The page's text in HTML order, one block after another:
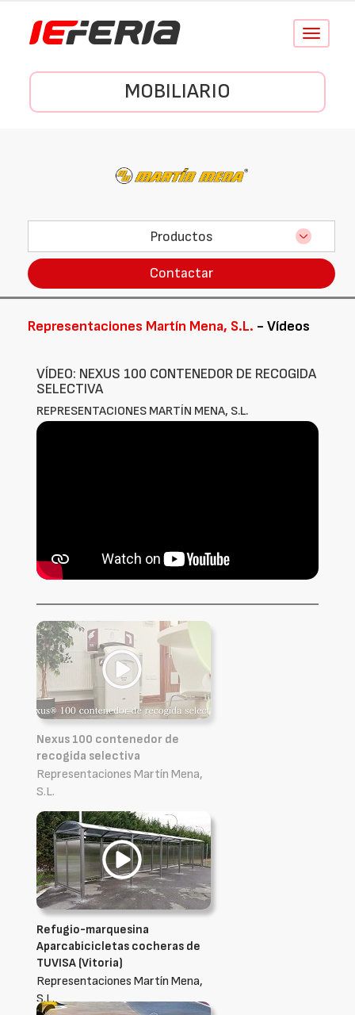
Conmutar
MOBILIARIO
Productos
Contactar
Representaciones Martín Mena, S.L. - Vídeos
VÍDEO: NEXUS 100 CONTENEDOR DE RECOGIDA
SELECTIVA
REPRESENTACIONES MARTÍN MENA, S.L.
Nexus 100 contenedor de
recogida selectiva
Representaciones Martín Mena,
S.L.
Refugio-marquesina
Aparcabicicletas cocheras de
TUVISA (Vitoria)
Representaciones Martín Mena,
S.L.